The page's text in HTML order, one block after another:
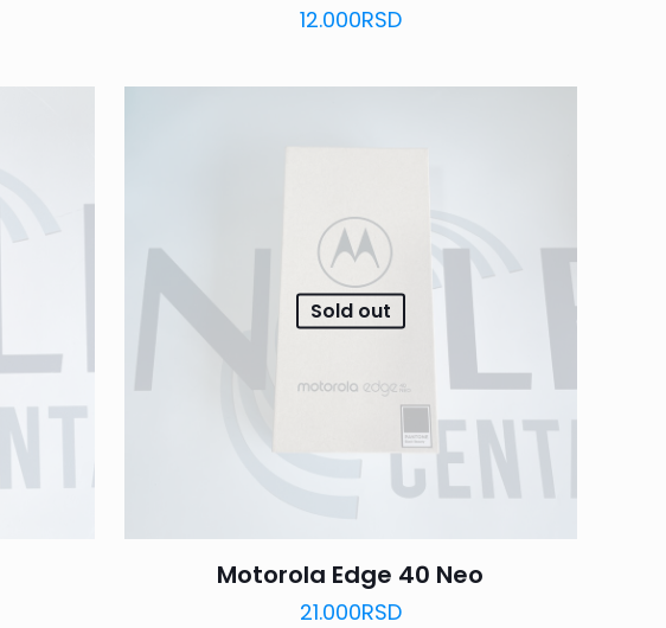
12.000RSD
Sold out
Motorola Edge 40 Neo
21.000RSD